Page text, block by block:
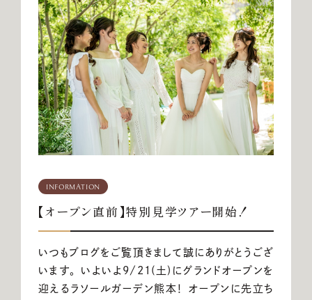
INFORMATION
【オープン直前】特別見学ツアー開始！
いつもブログをご覧頂きまして誠にありがとうござ
います。 いよいよ9/21(土)にグランドオープンを
迎えるラソールガーデン熊本！ オープンに先立ち